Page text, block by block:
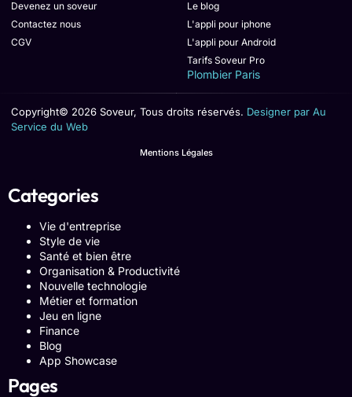
Devenez un soveur
Contactez nous
CGV
Le blog
L'appli pour iphone
L'appli pour Android
Tarifs Soveur Pro
Plombier Paris
Copyright© 2026 Soveur, Tous droits réservés. Designer par Au
Service du Web
Mentions Légales
Categories
Vie d'entreprise
Style de vie
Santé et bien être
Organisation & Productivité
Nouvelle technologie
Métier et formation
Jeu en ligne
Finance
Blog
App Showcase
Pages